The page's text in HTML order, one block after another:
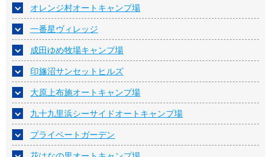
オレンジ村オートキャンプ場
一番星ヴィレッジ
成田ゆめ牧場キャンプ場
印旛沼サンセットヒルズ
大原上布施オートキャンプ場
九十九里浜シーサイドオートキャンプ場
プライベートガーデン